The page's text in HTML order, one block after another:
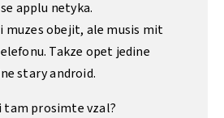
applu netyka.
muzes obejit, ale musis mit
Takze opet jedine
stary android.
tam prosimte vzal?